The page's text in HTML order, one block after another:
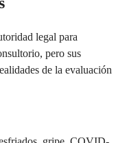
legal para
pero sus
de la evaluación